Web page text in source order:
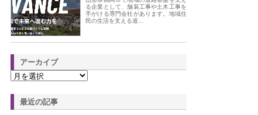
る企業として、舗装工事や土木工事を
手がける専門会社があります。地域住
民の生活を支える道…
アーカイブ
最近の記事